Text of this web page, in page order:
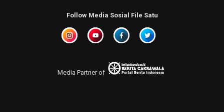
Follow Media Sosial File Satu
Media Partner of